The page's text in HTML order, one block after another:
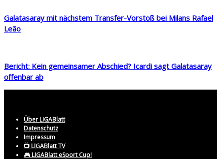
Galatasaray mit nächstem Transfer-Vorstoß bei Milans Rafael
Leão
Bericht: Kein gemeinsamer Abschied? Icardi sagt Galatasaray
offenbar ab
Über LIGABlatt
Datenschutz
Impressum
📺 LIGABlatt TV
🎮 LIGABlatt eSport Cup!